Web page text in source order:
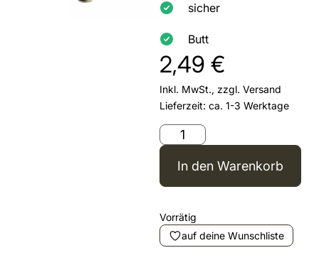
sicher
Butt
2,49 €
Inkl. MwSt., zzgl. Versand
Lieferzeit: ca. 1-3 Werktage
In den Warenkorb
Vorrätig
auf deine Wunschliste